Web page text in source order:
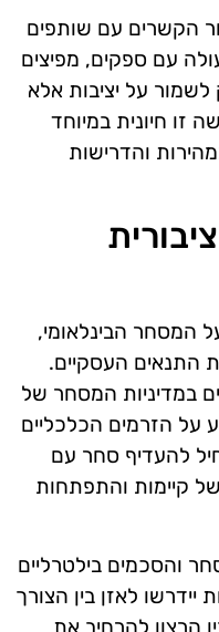
הקשרים עם שותפים
עם ספקים, מפיצים
על יציבות אלא
זו חיונית במיוחד
והדרישות
המסחר הבינלאומי,
התנאים העסקיים.
במדיניות המסחר של
על הזרמים הכלכליים
להעדיף סחר עם
קיימות והתפתחות
והסכמים בילטרליים
לאזן בין הצורך
הרצון להרחיב את